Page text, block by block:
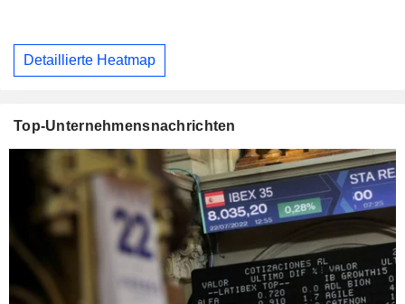
Detaillierte Heatmap
Top-Unternehmensnachrichten